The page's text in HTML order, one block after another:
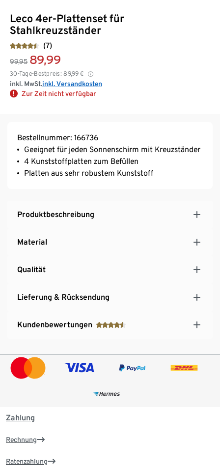
Leco 4er-Plattenset für
Stahlkreuzständer
(7)
99,95 89,99
30-Tage-Bestpreis: 89,99 €
inkl. MwSt.inkl. Versandkosten
Zur Zeit nicht verfügbar
Bestellnummer: 166736
Geeignet für jeden Sonnenschirm mit Kreuzständer
4 Kunststoffplatten zum Befüllen
Platten aus sehr robustem Kunststoff
Produktbeschreibung
Material
Qualität
Lieferung & Rücksendung
Kundenbewertungen
Zahlung
Rechnung
Ratenzahlung